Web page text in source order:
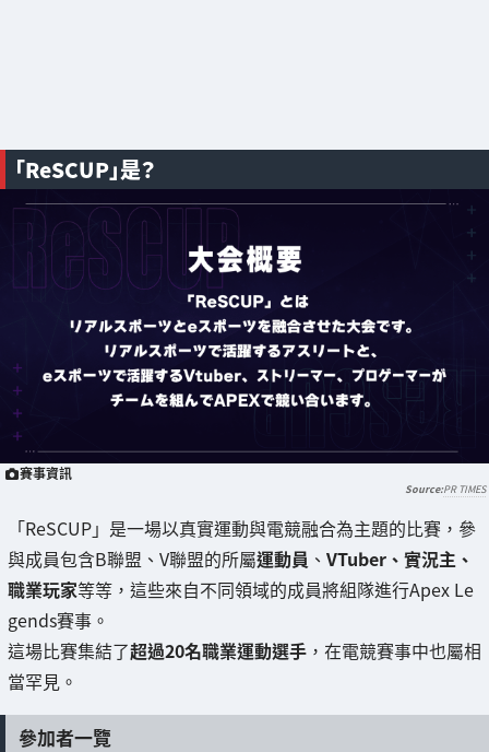
「ReSCUP」是？
賽事資訊
PR TIMES
「ReSCUP」是一場以真實運動與電競融合為主題的比賽，參
與成員包含B聯盟、V聯盟的所屬運動員 、 VTuber、實況主、
職業玩家等等，這些來自不同領域的成員將組隊進行Apex Le
gends賽事。
這場比賽集結了超過20名職業運動選手 ，在電競賽事中也屬相
當罕見。
參加者一覽